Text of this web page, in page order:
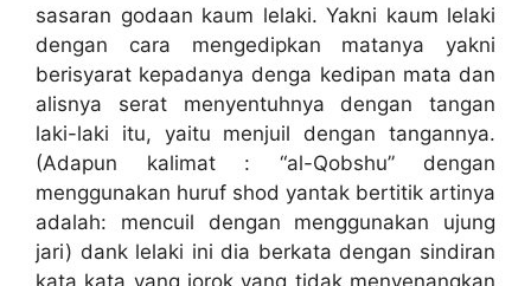
sasaran godaan kaum lelaki. Yakni kaum lelaki
dengan cara mengedipkan matanya yakni
berisyarat kepadanya denga kedipan mata dan
alisnya serat menyentuhnya dengan tangan
laki-laki itu, yaitu menjuil dengan tangannya.
(Adapun kalimat : “al-Qobshu” dengan
menggunakan huruf shod yantak bertitik artinya
adalah: mencuil dengan menggunakan ujung
jari) dank lelaki ini dia berkata dengan sindiran